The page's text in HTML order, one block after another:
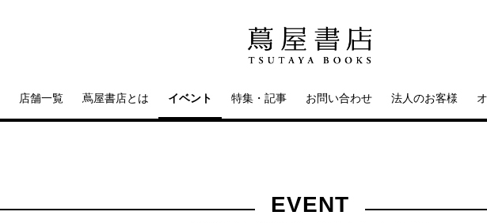
店舗一覧 蔦屋書店とは イベント 特集・記事 お問い合わせ 法人のお客様
EVENT